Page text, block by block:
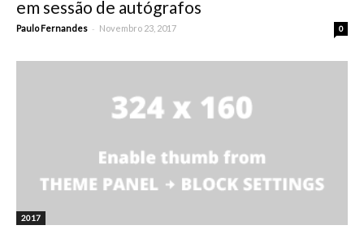
em sessão de autógrafos
Paulo Fernandes - Novembro 23, 2017 0
2017